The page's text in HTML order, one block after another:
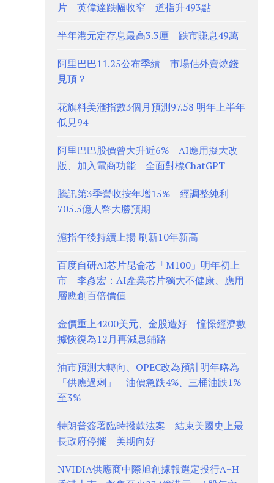
片 英偉達跌幅收窄 道指升493點
半年港元定存息最高3.3厘 跌市賺息49萬
阿里巴巴11.25公布季績 市場估外賣燒錢
見頂？
花旗料美滙指數3個月預測97.58 明年上半年
低見94
阿里巴巴股價曾大升近6% AI應用擬大改
版、加入電商功能 全面對標ChatGPT
騰訊第3季營收按年增15% 經調整純利
705.5億人幣大勝預期
滬指午後持續上揚 刷新10年新高
百度自研AI芯片昆侖芯「M100」明年初上
市 李彥宏：AI產業芯片獨大不健康、應用
層應創百倍價值
金價重上4200美元、金股造好 憧憬經濟數
據恢復為12月再減息鋪路
油市預測大轉向、OPEC改為預計明年略為
「供應過剩」 油價急跌4%、三桶油跌1%
至3%
特朗普簽署臨時撥款法案 結束美國史上最
長政府停擺 美期向好
NVIDIA供應商中際旭創據報選定投行A+H